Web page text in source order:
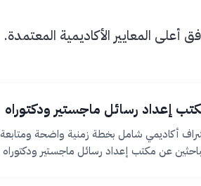
المعايير الأكاديمية المعتمدة.
إعداد رسائل ماجستير ودكتوراه
أكاديمي شامل بخطة زمنية واضحة ومتابعة
عن مكتب إعداد رسائل ماجستير